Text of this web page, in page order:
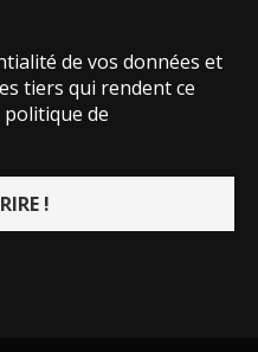
de vos données et
tiers qui rendent ce
de